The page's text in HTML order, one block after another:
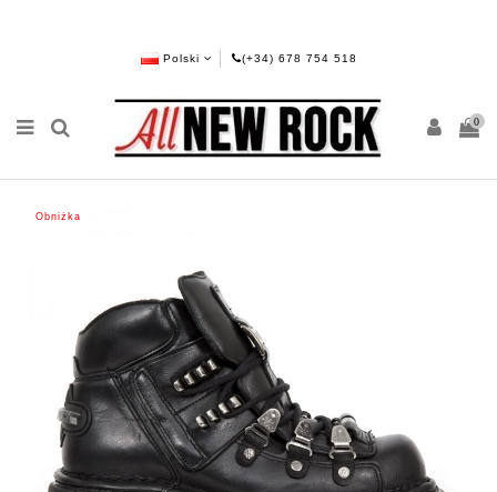
Polski (+34) 678 754 518
0
Obniżka